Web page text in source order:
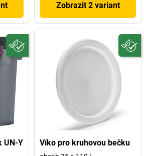
Zobrazit 2 variant
UN-Y Víko pro kruhovou bečku